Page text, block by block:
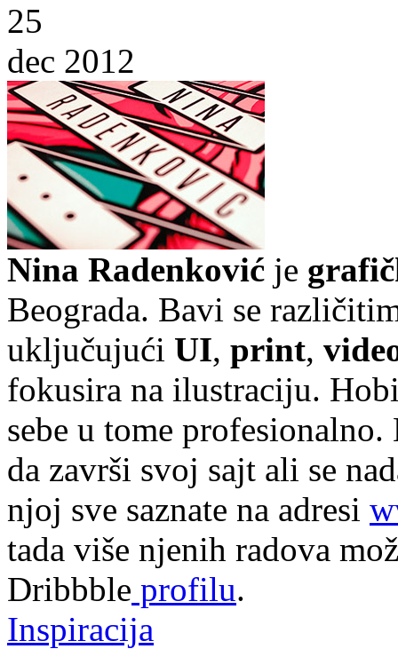
25
dec 2012
Nina Radenković je
Beograda. Bavi se
uključujući UI, print,
fokusira na ilustraciju.
sebe u tome
da završi svoj sajt ali se
njoj sve saznate na adresi
tada više njenih radova
Dribbble profilu.
Inspiracija